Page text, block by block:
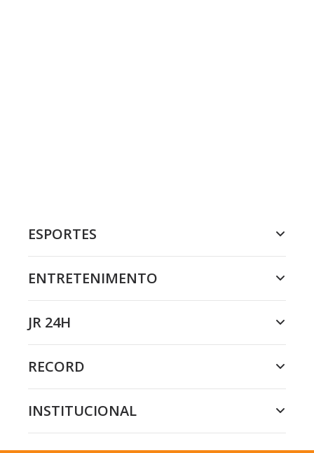
ESPORTES
ENTRETENIMENTO
JR 24H
RECORD
INSTITUCIONAL